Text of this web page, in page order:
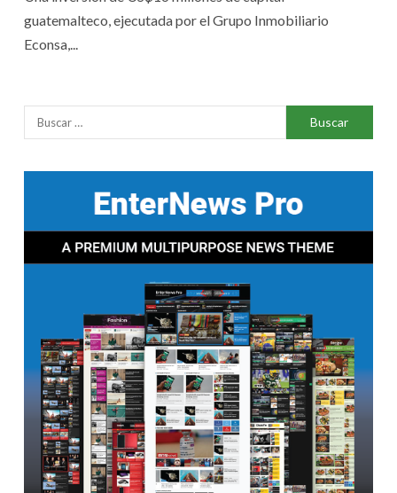
guatemalteco, ejecutada por el Grupo Inmobiliario
Econsa,...